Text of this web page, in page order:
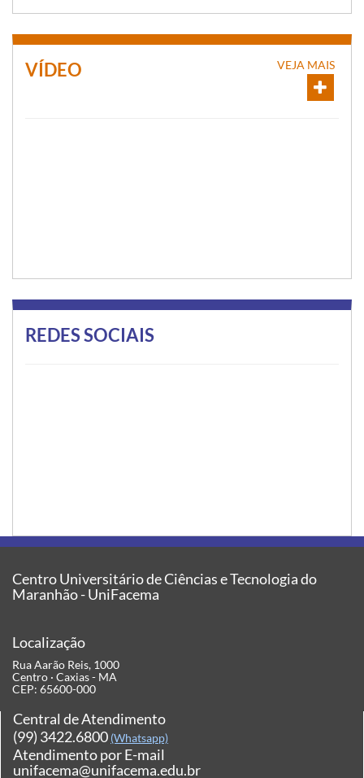
VÍDEO VEJA MAIS
REDES SOCIAIS
Centro Universitário de Ciências e Tecnologia do
Maranhão - UniFacema
Localização
Rua Aarão Reis, 1000
Centro · Caxias - MA
CEP: 65600-000
Central de Atendimento
(99) 3422.6800 (Whatsapp)
Atendimento por E-mail
unifacema@unifacema.edu.br